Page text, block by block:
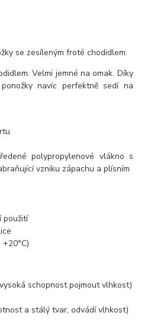
se zesíleným froté chodidlem.
Velmi jemné na omak. Díky
navíc perfektně sedí na
polypropylenové vlákno s
vzniku zápachu a plísním
použití
schopnost pojmout vlhkost)
a stálý tvar, odvádí vlhkost)